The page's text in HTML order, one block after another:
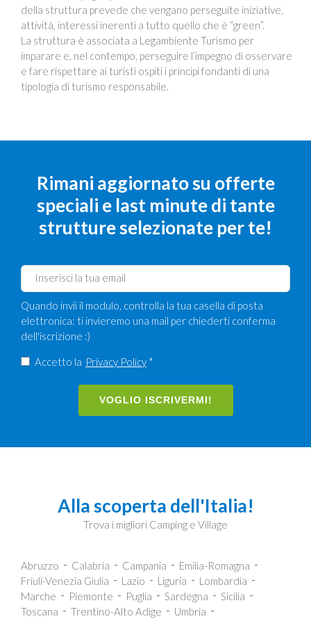
della struttura prevede che vengano perseguite iniziative,
attività, interessi inerenti a tutto quello che è “green”.
La struttura è associata a Legambiente Turismo per
imparare e, nel contempo, perseguire l’impegno di osservare
e fare rispettare ai turisti ospiti i principi fondanti di una
tipologia di turismo responsabile.
Rimani aggiornato su offerte
speciali e last minute di tante
strutture selezionate per te!
Quando invii il modulo, controlla la tua casella di posta
elettronica: ti invieremo una mail per chiederti conferma
dell'iscrizione :)
Accetto la Privacy Policy *
VOGLIO ISCRIVERMI!
Alla scoperta dell'Italia!
Trova i migliori Camping e Village
Abruzzo Calabria Campania
Emilia-Romagna
Friuli-Venezia Giulia
Lazio Liguria
Lombardia
Marche
Piemonte Puglia Sardegna
Sicilia
Toscana
Trentino-Alto Adige
Umbria